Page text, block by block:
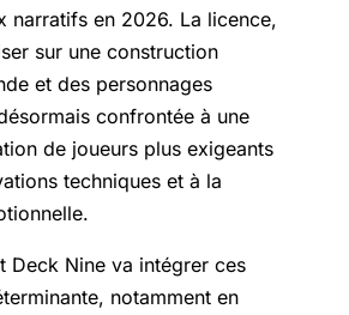
narratifs en 2026. La licence,
sur une construction
et des personnages
confrontée à une
de joueurs plus exigeants
techniques et à la
Deck Nine va intégrer ces
notamment en